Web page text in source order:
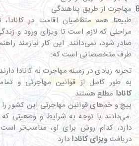
مهاجرت از طریق پناهندگی
طبیعتا همه متقاضیان اقامت در
مراحلی که لازم است تا ویزای ورود و
صادر شود، نمی‌دانند. این کار نیازمند
طرف متخصصانی است که:
تجربه زیادی در زمینه مهاجرت به کانادا دارند
به طور کامل از قوانین مهاجرتی و
کانادامطلع هستند
پیچ و خم‌های قوانین مهاجرتی این کشور
می‌دانند با توجه به شرایط و وضعیتی که
دارد، کدام روش برای او، مناسب‌تر
دریافت ویزای کانادادارد